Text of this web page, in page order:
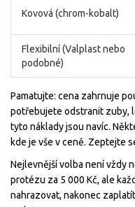
Kovová (chrom-kobalt)
Flexibilní (Valplast nebo
podobné)
Pamatujte: cena zahrnuje
potřebujete odstranit zuby,
tyto náklady jsou navíc.
kde je vše v ceně. Zeptejte
Nejlevnější volba není vždy
protézu za 5 000 Kč, ale
nahrazovat, nakonec